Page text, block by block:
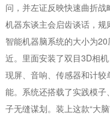
问，并左证反映快速曲折战
机器东谈主会启齿谈话，规
智能机器脑系统的大小为
近。里面安装了双目3D相
现屏、音响、传感器和计
能。系统还搭载了实践模
子无缝谋划。装上这款“大